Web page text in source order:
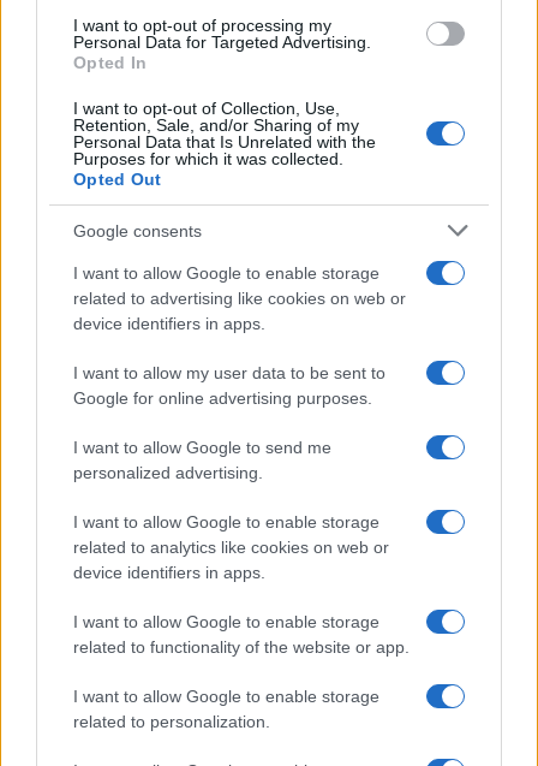
consent section.
I want to opt-out of processing my
Personal Data for Targeted Advertising.
Opted In
I want to opt-out of Collection, Use,
Retention, Sale, and/or Sharing of my
Personal Data that Is Unrelated with the
Purposes for which it was collected.
Opted Out
Google consents
I want to allow Google to enable storage
related to advertising like cookies on web or
device identifiers in apps.
I want to allow my user data to be sent to
Google for online advertising purposes.
I want to allow Google to send me
personalized advertising.
I want to allow Google to enable storage
related to analytics like cookies on web or
device identifiers in apps.
I want to allow Google to enable storage
related to functionality of the website or app.
I want to allow Google to enable storage
related to personalization.
Investieren24
UK
News Hub UK
Lgbtq News
Investeren 24
NL Newz